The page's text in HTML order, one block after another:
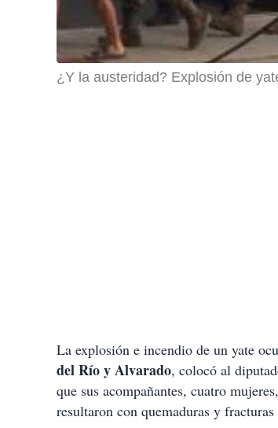
¿Y la austeridad? Explosión de
La explosión e incendio de un yate
del Río y Alvarado, colocó al
que sus acompañantes, cuatro
resultaron con quemaduras y fracturas